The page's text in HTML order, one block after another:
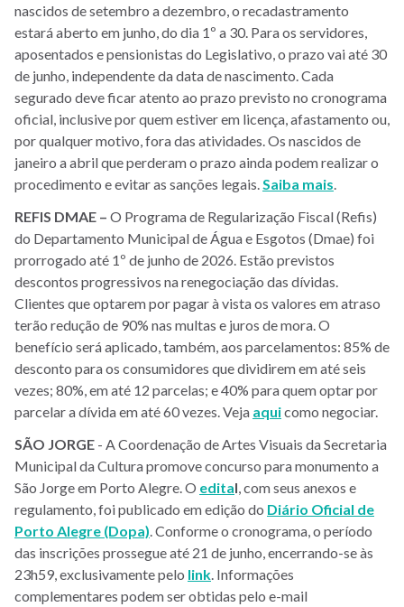
nascidos de setembro a dezembro, o recadastramento
estará aberto em junho, do dia 1º a 30. Para os servidores,
aposentados e pensionistas do Legislativo, o prazo vai até 30
de junho, independente da data de nascimento. Cada
segurado deve ficar atento ao prazo previsto no cronograma
oficial, inclusive por quem estiver em licença, afastamento ou,
por qualquer motivo, fora das atividades. Os nascidos de
janeiro a abril que perderam o prazo ainda podem realizar o
procedimento e evitar as sanções legais. Saiba mais
REFIS DMAE – O Programa de Regularização Fiscal (Refis)
do Departamento Municipal de Água e Esgotos (Dmae) foi
prorrogado até 1º de junho de 2026. Estão previstos
descontos progressivos na renegociação das dívidas.
Clientes que optarem por pagar à vista os valores em atraso
terão redução de 90% nas multas e juros de mora. O
benefício será aplicado, também, aos parcelamentos: 85% de
desconto para os consumidores que dividirem em até seis
vezes; 80%, em até 12 parcelas; e 40% para quem optar por
parcelar a dívida em até 60 vezes. Veja aquicomo negociar.
SÃO JORGE - A Coordenação de Artes Visuais da Secretaria
Municipal da Cultura promove concurso para monumento a
São Jorge em Porto Alegre. O edital , com seus anexos e
regulamento, foi publicado em edição do Diário Oficial de
Porto Alegre (Dopa) . Conforme o cronograma, o período
das inscrições prossegue até 21 de junho, encerrando-se às
23h59, exclusivamente pelo link . Informações
complementares podem ser obtidas pelo e-mail